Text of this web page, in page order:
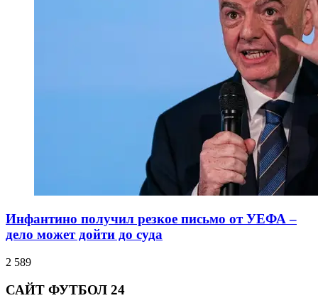
Инфантино получил резкое письмо от УЕФА –
дело может дойти до суда
2 589
САЙТ ФУТБОЛ 24